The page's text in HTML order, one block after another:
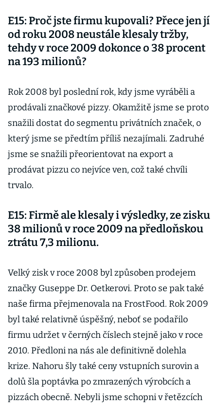
E15: Proč jste firmu kupovali? Přece jen jí
od roku 2008 neustále klesaly tržby,
tehdy v roce 2009 dokonce o 38 procent
na 193 milionů?
Rok 2008 byl poslední rok, kdy jsme vyráběli a
prodávali značkové pizzy. Okamžitě jsme se proto
snažili dostat do segmentu privátních značek, o
který jsme se předtím příliš nezajímali. Zadruhé
jsme se snažili přeorientovat na export a
prodávat pizzu co nejvíce ven, což také chvíli
trvalo.
E15: Firmě ale klesaly i výsledky, ze zisku
38 milionů v roce 2009 na předloňskou
ztrátu 7,3 milionu.
Velký zisk v roce 2008 byl způsoben prodejem
značky Guseppe Dr. Oetkerovi. Proto se pak také
naše firma přejmenovala na FrostFood. Rok 2009
byl také relativně úspěšný, neboť se podařilo
firmu udržet v černých číslech stejně jako v roce
2010. Předloni na nás ale definitivně dolehla
krize. Nahoru šly také ceny vstupních surovin a
dolů šla poptávka po zmrazených výrobcích a
pizzách obecně. Nebyli jsme schopni v řetězcích